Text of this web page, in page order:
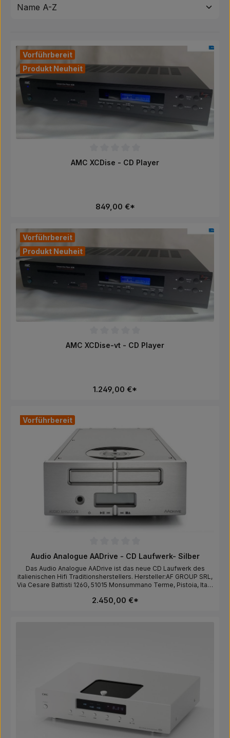
Vorführbereit
Produkt Neuheit
Durchschnittliche Bewertung von 0 von 5 Sternen
AMC XCDise - CD Player
849,00 €*
Vorführbereit
Produkt Neuheit
Durchschnittliche Bewertung von 0 von 5 Sternen
AMC XCDise-vt - CD Player
1.249,00 €*
Vorführbereit
Durchschnittliche Bewertung von 0 von 5 Sternen
Audio Analogue AADrive - CD Laufwerk- Silber
Das Audio Analogue AADrive ist das neue CD Laufwerk des
italienischen Hifi Traditionsherstellers. Hersteller:AF GROUP SRL,
Via Cesare Battisti 126G, 51015 Monsummano Terme, Pistoia, Italy,
2.450,00 €*